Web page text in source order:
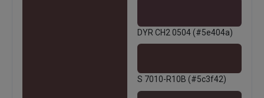
DYR CH2 0504 (#5e404a)
S 7010-R10B (#5c3f42)